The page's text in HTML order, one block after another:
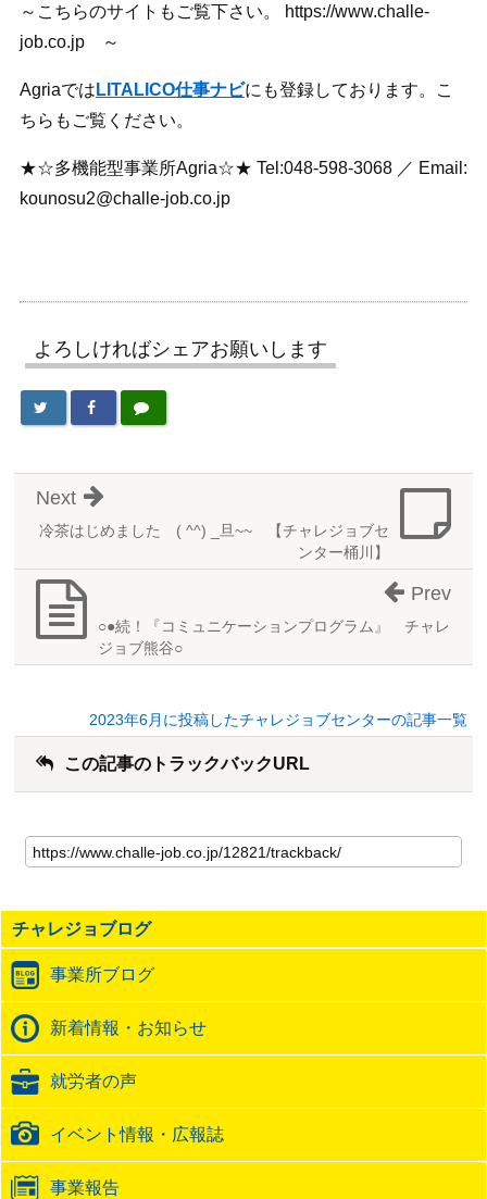
～こちらのサイトもご覧下さい。 https://www.challe-
job.co.jp ～
Agriaでは LITALICO仕事ナビにも登録しております。こ
ちらもご覧ください。
★☆多機能型事業所Agria☆★ Tel:048-598-3068 ／ Email:
kounosu2@challe-job.co.jp
よろしければシェアお願いします
冷茶はじめました ( ^^) _旦~~ 【チャレジョブセ
ンター桶川】
Next
○●続！『コミュニケーションプログラム』 チャレ
ジョブ熊谷○
Prev
2023年6月に投稿したチャレジョブセンターの記事一覧
この記事のトラックバックURL
の
記
の
ト
ッ
ク
バ
ッ
ク
URL
チャレジョブログ
事業所ブログ
新着情報・お知らせ
就労者の声
イベント情報・広報誌
事業報告